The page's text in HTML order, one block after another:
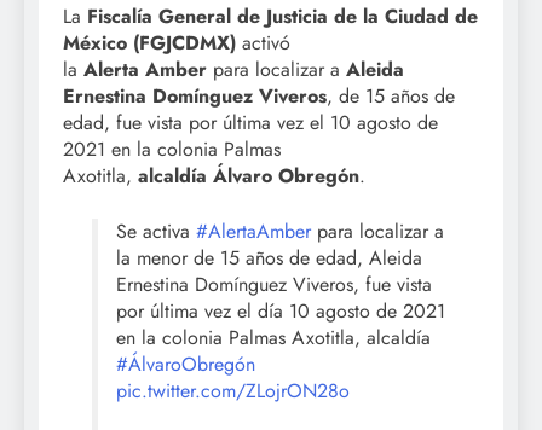
La Fiscalía General de Justicia de la Ciudad de
México (FGJCDMX) activó
la Alerta Amber para localizar a Aleida
Ernestina Domínguez Viveros, de 15 años de
edad, fue vista por última vez el 10 agosto de
2021 en la colonia Palmas
Axotitla, alcaldía Álvaro Obregón.
Se activa #AlertaAmber para localizar a
la menor de 15 años de edad, Aleida
Ernestina Domínguez Viveros, fue vista
por última vez el día 10 agosto de 2021
en la colonia Palmas Axotitla, alcaldía
#ÁlvaroObregón
pic.twitter.com/ZLojrON28o